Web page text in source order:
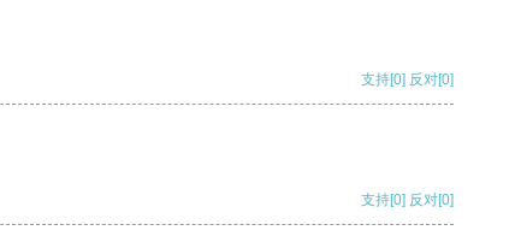
支持[0] 反对[0]
支持[0] 反对[0]